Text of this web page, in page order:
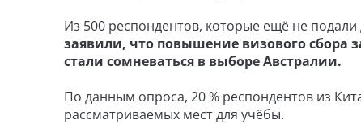
Из 500 респондентов, которые ещё не
заявили, что повышение визового сбора
стали сомневаться в выборе Австралии.
По данным опроса, 20 % респондентов из
рассматриваемых мест для учёбы.